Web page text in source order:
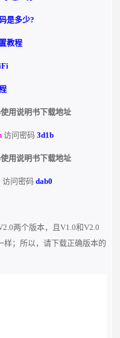
是多少?
教程
用说明书下载地址
访问密码 3d1b
用说明书下载地址
访问密码 dab0
两个版本，且V1.0和V2.0
样；所以，请下载正确版本的